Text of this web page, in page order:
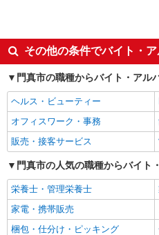
入社日応相談
履歴書不要
友達と応募OK
未経験歓迎
新卒・第二新卒歓迎
学歴不問
ミドル（40代～）活躍中
ボーナス・賞与あり
日払い
完全週休2日制
その他の条件でバイト・
門真市の職種からバイト・アル
ヘルス・ビューティー
オフィスワーク・事務
販売・接客サービス
門真市の人気の職種からバイト
栄養士・管理栄養士
家電・携帯販売
梱包・仕分け・ピッキング